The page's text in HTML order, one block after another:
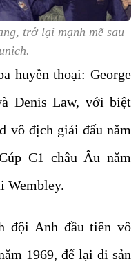
trở lại mạnh mẽ sau
huyền thoại: George
Denis Law, với biệt
vô địch giải đấu năm
C1 châu Âu năm
Wembley.
đội Anh đầu tiên vô
1969, để lại di sản